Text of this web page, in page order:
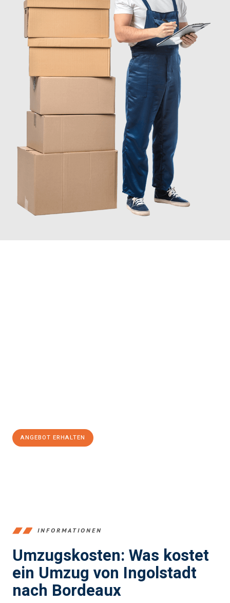
ANGEBOT ERHALTEN
INFORMATIONEN
Umzugskosten: Was kostet
ein Umzug von Ingolstadt
nach Bordeaux